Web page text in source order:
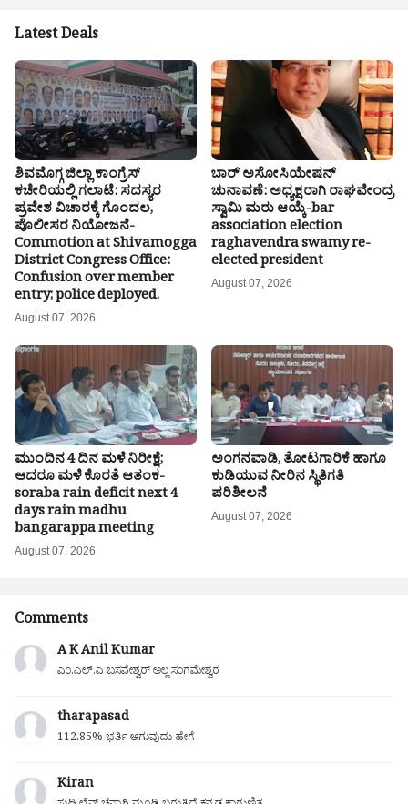
Latest Deals
ಶಿವಮೊಗ್ಗ ಜಿಲ್ಲಾ ಕಾಂಗ್ರೆಸ್
ಕಚೇರಿಯಲ್ಲಿ ಗಲಾಟೆ: ಸದಸ್ಯರ
ಪ್ರವೇಶ ವಿಚಾರಕ್ಕೆ ಗೊಂದಲ,
ಪೊಲೀಸರ ನಿಯೋಜನೆ-
Commotion at Shivamogga
District Congress Office:
Confusion over member
entry; police deployed.
August 07, 2026
ಬಾರ್ ಅಸೋಸಿಯೇಷನ್
ಚುನಾವಣೆ: ಅಧ್ಯಕ್ಷರಾಗಿ ರಾಘವೇಂದ್ರ
ಸ್ವಾಮಿ ಮರು ಆಯ್ಕೆ-bar
association election
raghavendra swamy re-
elected president
August 07, 2026
ಮುಂದಿನ 4 ದಿನ ಮಳೆ ನಿರೀಕ್ಷೆ;
ಆದರೂ ಮಳೆ ಕೊರತೆ ಆತಂಕ-
soraba rain deficit next 4
days rain madhu
bangarappa meeting
August 07, 2026
ಅಂಗನವಾಡಿ, ತೋಟಗಾರಿಕೆ ಹಾಗೂ
ಕುಡಿಯುವ ನೀರಿನ ಸ್ಥಿತಿಗತಿ
ಪರಿಶೀಲನೆ
August 07, 2026
Comments
A K Anil Kumar
ಎಂ.ಎಲ್.ಎ ಬಸವೇಶ್ವರ್ ಅಲ್ಲ ಸಂಗಮೇಶ್ವರ
tharapasad
112.85% ಭರ್ತಿ ಆಗುವುದು ಹೇಗೆ
Kiran